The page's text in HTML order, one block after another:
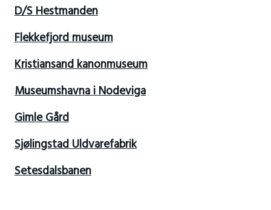
D/S Hestmanden
Flekkefjord museum
Kristiansand kanonmuseum
Museumshavna i Nodeviga
Gimle Gård
Sjølingstad Uldvarefabrik
Setesdalsbanen